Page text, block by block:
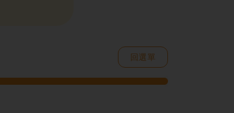
回選單